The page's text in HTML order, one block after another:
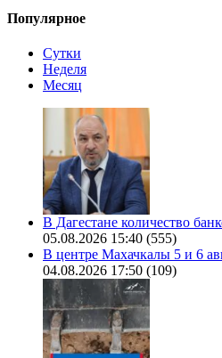
Популярное
Сутки
Неделя
Месяц
В Дагестане количество
05.08.2026 15:40 (555)
В центре Махачкалы 5 и 6
04.08.2026 17:50 (109)